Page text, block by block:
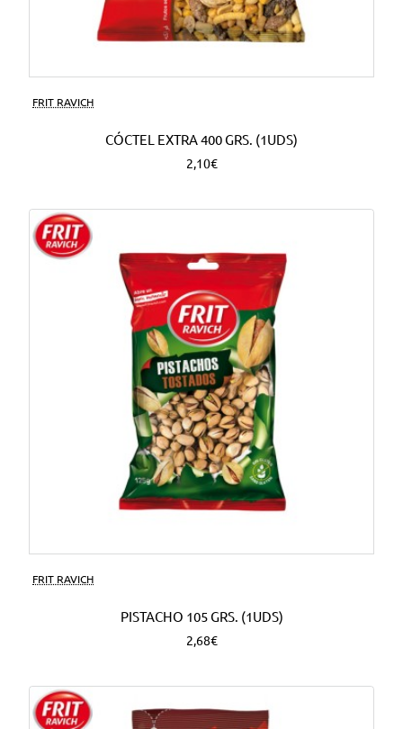
FRIT RAVICH
CÓCTEL EXTRA 400 GRS. (1UDS)
2,10€
FRIT RAVICH
PISTACHO 105 GRS. (1UDS)
2,68€